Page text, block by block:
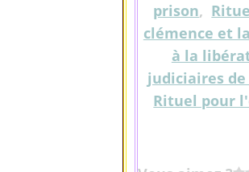
prison,
clémence et
à la
judiciaires
Rituel pour